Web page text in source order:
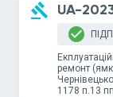
gavel UA-
check_circle
ремонт
1178 п.13